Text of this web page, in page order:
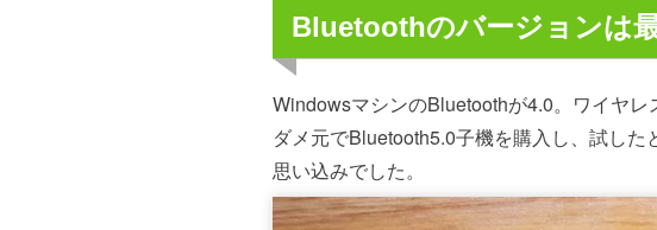
Bluetoothのバージョンは
WindowsマシンのBluetoothが4.0。ワイヤレ
ダメ元でBluetooth5.0子機を購入し、試し
思い込みでした。